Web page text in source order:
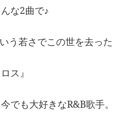
な2曲で♪
う若さでこの世を去った
ス』
でも大好きなR&B歌手。